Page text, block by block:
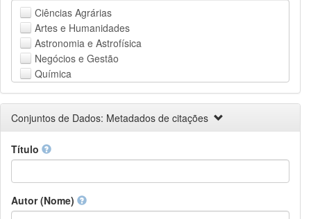
Ciências Agrárias
Artes e Humanidades
Astronomia e Astrofísica
Negócios e Gestão
Química
Ciências da Terra e do meio ambiente
Engenharia
Ciências matemáticas
Física
Ciências Sociais
Outros
Conjuntos de Dados: Metadados de citações
Título
Autor (Nome)